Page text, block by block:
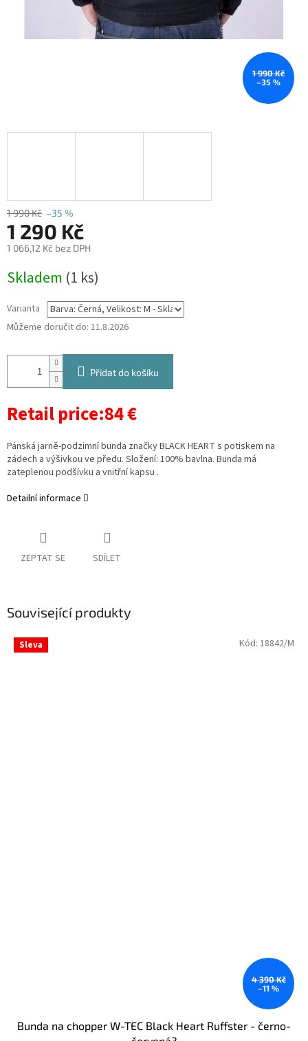
1 990 Kč
–35 %
1 990 Kč –35 %
1 290 Kč
1 066,12 Kč bez DPH
cena:
Skladem (1 ks)
Varianta
Můžeme doručit do: 11.8.2026
Přidat do košíku
Retail price:84 €
Pánská jarně-podzimní bunda značky BLACK HEART s potiskem na
zádech a výšivkou ve předu. Složení: 100% bavlna. Bunda má
zateplenou podšívku a vnitřní kapsu .
Detailní informace
ZEPTAT SE SDÍLET
Související produkty
Sleva
4 390 Kč
–11 %
Bunda na chopper W-TEC Black Heart Ruffster - černo-
Kód: 18842/M